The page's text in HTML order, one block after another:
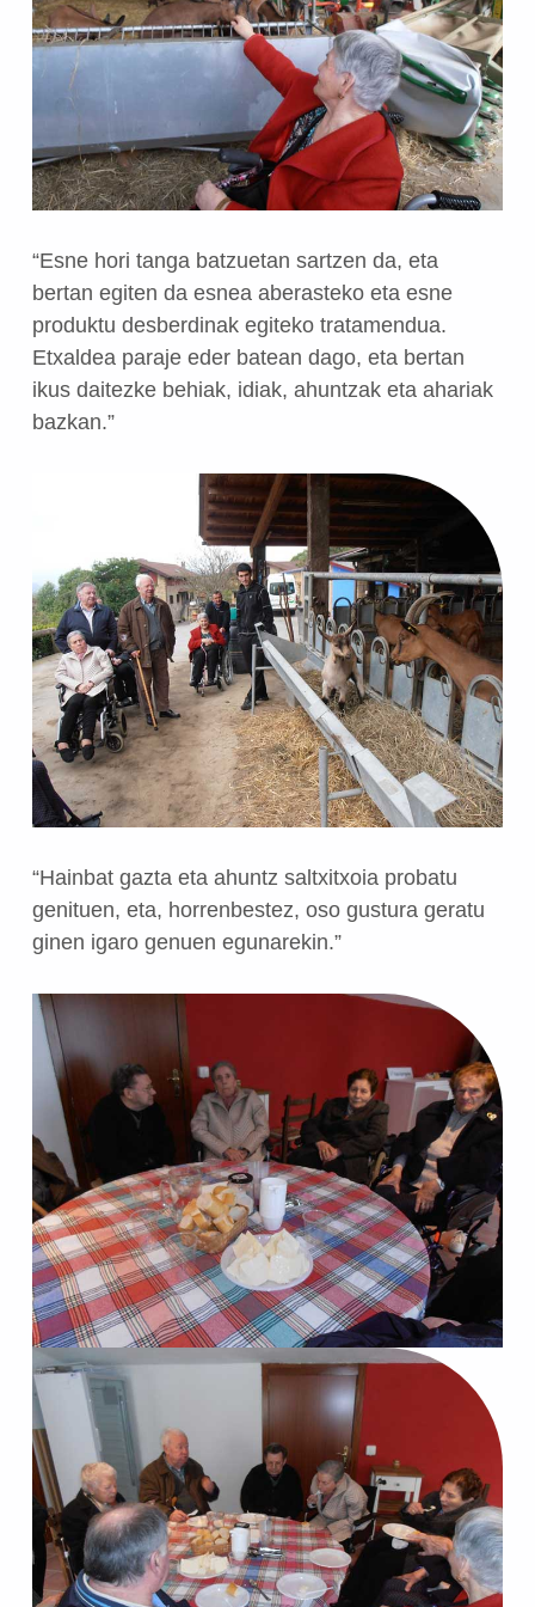
“Esne hori tanga batzuetan sartzen da, eta
bertan egiten da esnea aberasteko eta esne
produktu desberdinak egiteko tratamendua.
Etxaldea paraje eder batean dago, eta bertan
ikus daitezke behiak, idiak, ahuntzak eta ahariak
bazkan.”
“Hainbat gazta eta ahuntz saltxitxoia probatu
genituen, eta, horrenbestez, oso gustura geratu
ginen igaro genuen egunarekin.”